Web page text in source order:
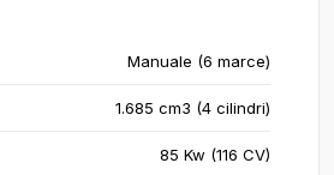
Manuale (6 marce)
1.685 cm3 (4 cilindri)
85 Kw (116 CV)